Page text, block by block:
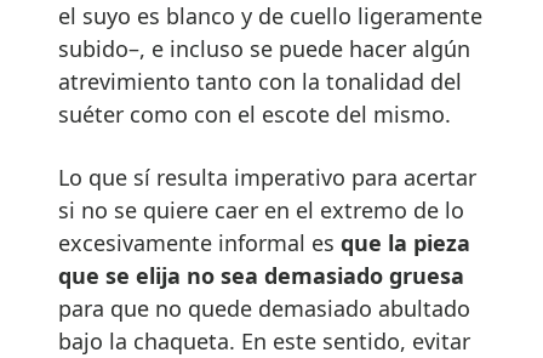
el suyo es blanco y de cuello ligeramente
subido–, e incluso se puede hacer algún
atrevimiento tanto con la tonalidad del
suéter como con el escote del mismo.
Lo que sí resulta imperativo para acertar
si no se quiere caer en el extremo de lo
excesivamente informal es que la pieza
que se elija no sea demasiado gruesa
para que no quede demasiado abultado
bajo la chaqueta. En este sentido, evitar